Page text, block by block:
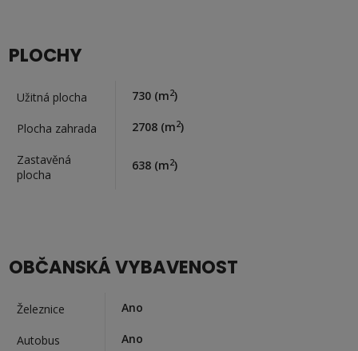
PLOCHY
Užitná plocha 730 (m2)
Plocha zahrada 2708 (m2)
Zastavěná
plocha
638 (m2)
OBČANSKÁ VYBAVENOST
Železnice Ano
Autobus Ano